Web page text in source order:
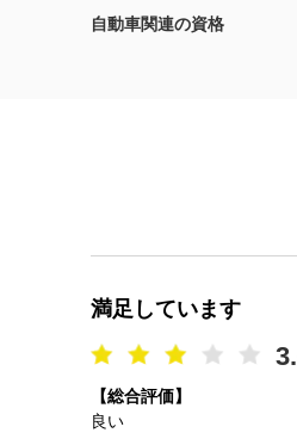
自動車関連の資格
満足しています
【総合評価】
良い